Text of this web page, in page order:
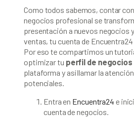
Como todos sabemos, contar
negocios profesional se
presentación a nuevos negocios
ventas, tu cuenta de
Por eso te compartimos un
optimizar tu perfil de negocios
plataforma y así llamar la
potenciales.
Entra en Encuentra24 e
cuenta de negocios.